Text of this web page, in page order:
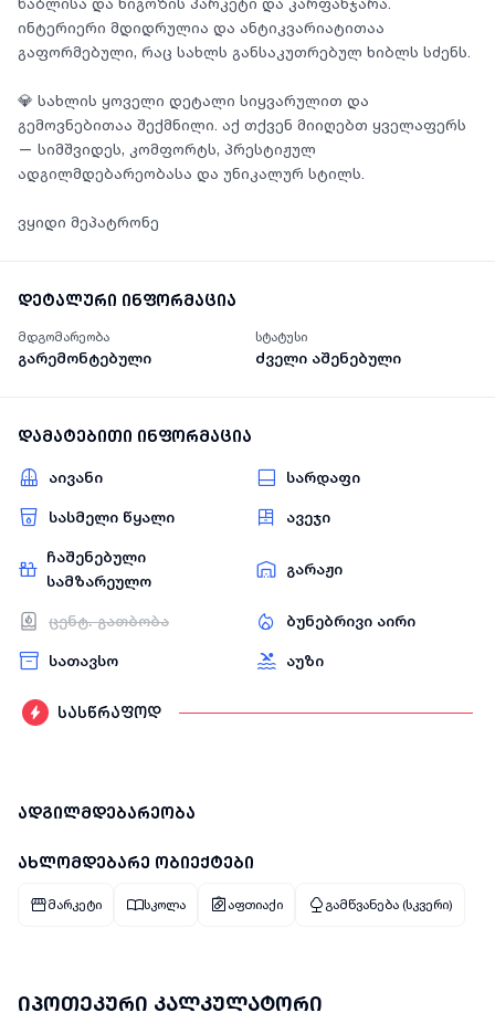
ინტერიერი მდიდრულია და ანტიკვარიატითაა
გაფორმებული, რაც სახლს განსაკუთრებულ ხიბლს სძენს.
💎 სახლის ყოველი დეტალი სიყვარულით და
გემოვნებითაა შექმნილი. აქ თქვენ მიიღებთ ყველაფერს
— სიმშვიდეს, კომფორტს, პრესტიჟულ
ადგილმდებარეობასა და უნიკალურ სტილს.
ვყიდი მეპატრონე
დეტალური ინფორმაცია
მდგომარეობა
გარემონტებული
სტატუსი
ძველი აშენებული
დამატებითი ინფორმაცია
აივანი სარდაფი
სასმელი წყალი ავეჯი
ჩაშენებული
სამზარეულო
გარაჟი
ცენტ. გათბობა ბუნებრივი აირი
სათავსო აუზი
სასწრაფოდ
ადგილმდებარეობა
ახლომდებარე ობიექტები
მარკეტი სკოლა აფთიაქი გამწვანება (სკვერი)
იპოთეკური კალკულატორი